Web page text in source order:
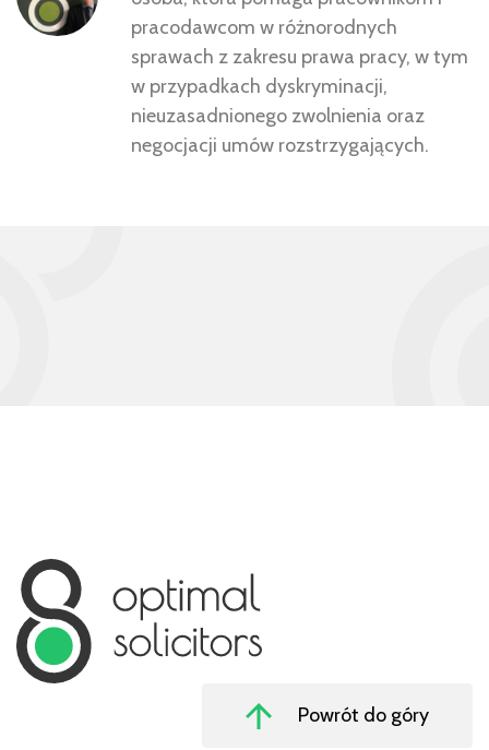
pracodawcom w różnorodnych
sprawach z zakresu prawa pracy, w tym
w przypadkach dyskryminacji,
nieuzasadnionego zwolnienia oraz
negocjacji umów rozstrzygających.
Powrót do góry